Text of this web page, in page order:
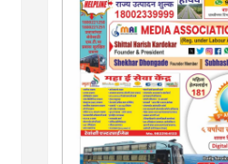
13/213/4 सेल्स , डिमांड नाेटीस
आपली जाहिरात पब्लिश करू.